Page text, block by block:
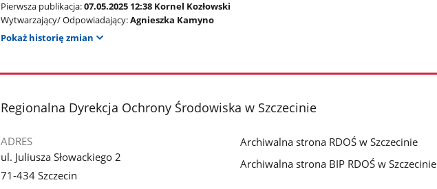
Pierwsza publikacja:07.05.2025 12:38 Kornel Kozłowski
Wytwarzający/ Odpowiadający:Agnieszka Kamyno
Pokaż historię zmian
stopka
Regionalna Dyrekcja Ochrony Środowiska w Szczecinie
ADRES
ul. Juliusza Słowackiego 2
71-434 Szczecin
Archiwalna strona RDOŚ w Szczecinie
Archiwalna strona BIP RDOŚ w Szczecinie